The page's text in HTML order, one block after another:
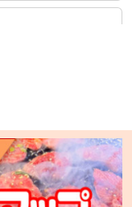
リティ北大塚2階 ※
塚店が表示される
塚店」と検索して